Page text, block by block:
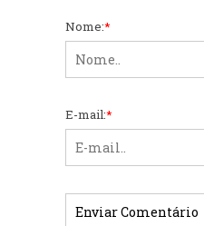
Nome:*
E-mail:*